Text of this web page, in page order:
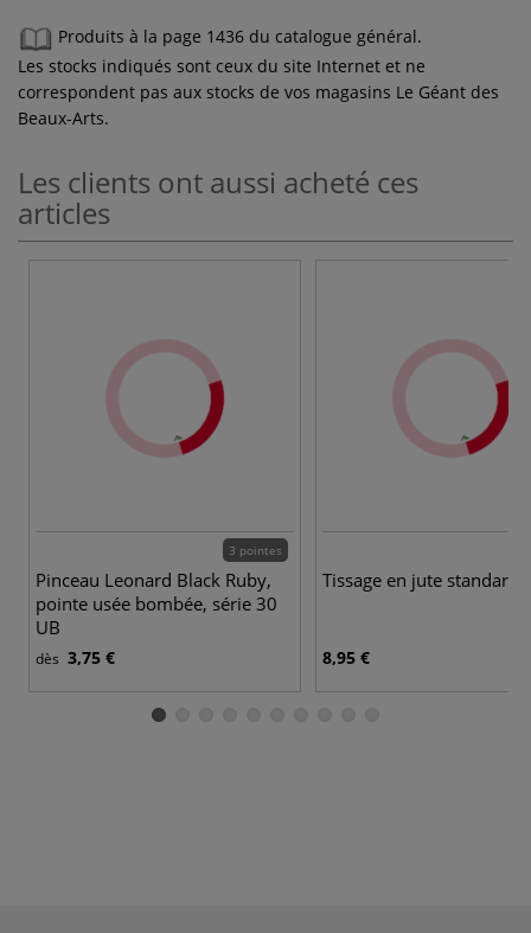
Produits à la page 1436 du catalogue général.
Les stocks indiqués sont ceux du site Internet et ne
correspondent pas aux stocks de vos magasins Le Géant des
Beaux-Arts.
Les clients ont aussi acheté ces
articles
3 pointes
Pinceau Leonard Black Ruby,
pointe usée bombée, série 30
UB
dès 3,75 €
Tissage en jute standard
8,95 €